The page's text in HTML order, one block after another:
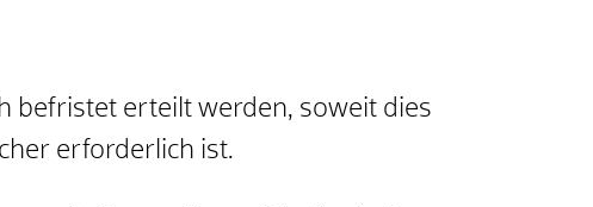
befristet erteilt werden, soweit dies
erforderlich ist.